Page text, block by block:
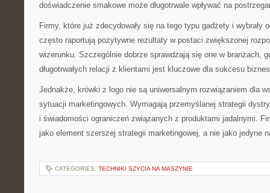
doświadczenie smakowe może długotrwale wpływać na
Firmy, które już zdecydowały się na tego typu gadżety i wybrały
często raportują pozytywne rezultaty w postaci zwiększonej
wizerunku. Szczególnie dobrze sprawdzają się one w branżach,
długotrwałych relacji z klientami jest kluczowe dla sukcesu
Jednakże, krówki z logo nie są uniwersalnym rozwiązaniem dla
sytuacji marketingowych. Wymagają przemyślanej strategii
i świadomości ograniczeń związanych z produktami jadalnymi.
jako element szerszej strategii marketingowej, a nie jako jedyne
CATEGORIES: TECHNIKI SZYCIA NA MASZYNIE